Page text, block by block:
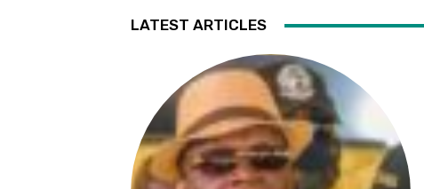
LATEST ARTICLES